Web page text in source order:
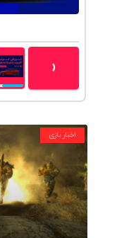
‹
اخبار بازی